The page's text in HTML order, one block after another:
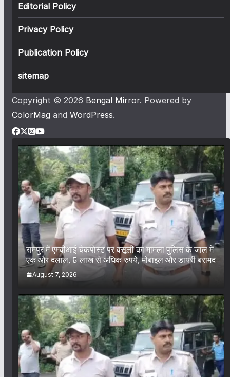
Editorial Policy
Privacy Policy
Publication Policy
sitemap
Copyright © 2026 Bengal Mirror. Powered by
ColorMag and WordPress.
रामपुर में एमवीआई चेकपोस्ट पर वसूली का मामला पुलिस के जाल में
एक और दलाल, 5 लाख से अधिक रुपये, मोबाइल और डायरी बरामद
August 7, 2026